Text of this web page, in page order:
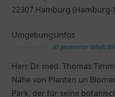
22307 Hamburg (Hamburg-
Umgebungsinfos
KI generierter Inhalt
Herr Dr. med. Thomas
Nähe von Planten un
Park, der für seine